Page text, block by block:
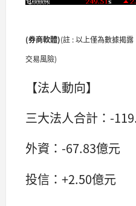
(券商軟體)(註 : 以上僅為數據揭
交易風險)
【法人動向】
三大法人合計：-
外資：-67.83億元
投信：+2.50億元